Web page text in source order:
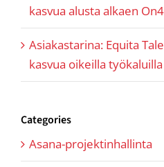
kasvua alusta alkaen
Asiakastarina: Equita
kasvua oikeilla työkaluilla
Categories
Asana-projektinhallinta